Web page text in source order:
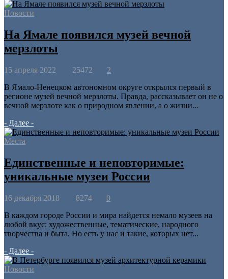
Новости
На Ямале появился музей вечной
мерзлоты
15 апреля 2022 25472 2
В Ямало-Ненецком автономном округе открылся первый в
регионе музей вечной мерзлоты. Правда, рассказывает он не о
вечной мерзлоте как о природном явлении, а о жизни...
- Далее -
Места
Единственные и неповторимые:
уникальные музеи России
16 декабря 2018 8274 0
В каждом городе России и мира найдется немало музеев на
любой вкус: художественные, тематические, народного
творчества и быта. Но есть у нас и такие, которых нет...
- Далее -
Новости